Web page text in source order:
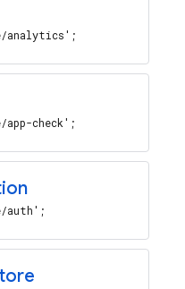
analytics';
check';
auth';